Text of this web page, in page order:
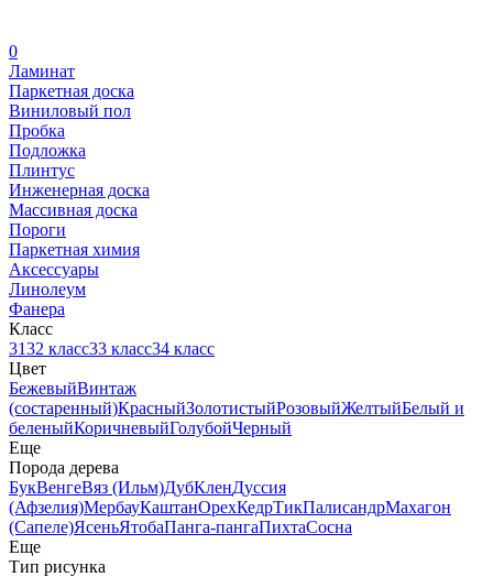
0
Ламинат
Паркетная доска
Виниловый пол
Пробка
Подложка
Плинтус
Инженерная доска
Массивная доска
Пороги
Паркетная химия
Аксессуары
Линолеум
Фанера
Класс
3132 класс33 класс34 класс
Цвет
БежевыйВинтаж
(состаренный)КрасныйЗолотистыйРозовыйЖелтыйБелый и
беленыйКоричневыйГолубойЧерный
Еще
Порода дерева
БукВенгеВяз (Ильм)ДубКленДуссия
(Афзелия)МербауКаштанОрехКедрТикПалисандрМахагон
(Сапеле)ЯсеньЯтобаПанга-пангаПихтаСосна
Еще
Тип рисунка